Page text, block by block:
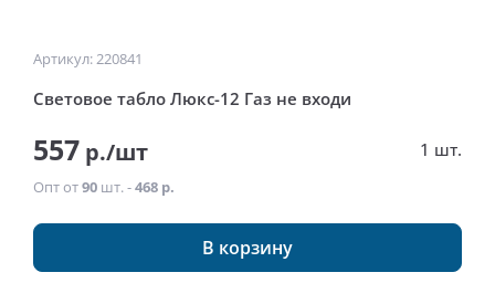
Артикул: 220841
Световое табло Люкс-12 Газ не входи
557 р./шт 1 шт.
Опт от90 шт. -468 р.
В корзину